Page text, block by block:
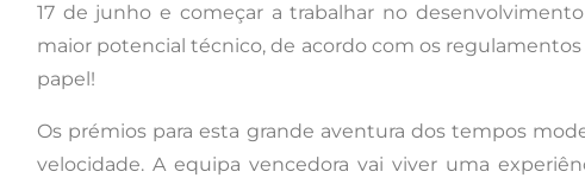
17 de junho e começar a trabalhar no
maior potencial técnico, de acordo com os
papel!
Os prémios para esta grande aventura dos tempos
velocidade. A equipa vencedora vai viver uma